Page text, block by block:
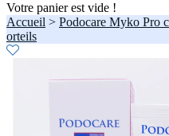
Votre panier est vide !
Accueil > Podocare Myko Pro
orteils